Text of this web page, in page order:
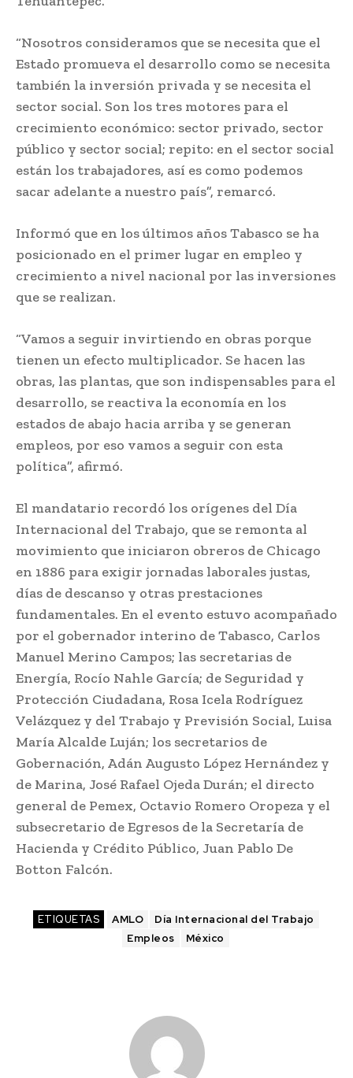
“Nosotros consideramos que se necesita que el
Estado promueva el desarrollo como se necesita
también la inversión privada y se necesita el
sector social. Son los tres motores para el
crecimiento económico: sector privado, sector
público y sector social; repito: en el sector social
están los trabajadores, así es como podemos
sacar adelante a nuestro país”, remarcó.
Informó que en los últimos años Tabasco se ha
posicionado en el primer lugar en empleo y
crecimiento a nivel nacional por las inversiones
que se realizan.
“Vamos a seguir invirtiendo en obras porque
tienen un efecto multiplicador. Se hacen las
obras, las plantas, que son indispensables para el
desarrollo, se reactiva la economía en los
estados de abajo hacia arriba y se generan
empleos, por eso vamos a seguir con esta
política”, afirmó.
El mandatario recordó los orígenes del Día
Internacional del Trabajo, que se remonta al
movimiento que iniciaron obreros de Chicago
en 1886 para exigir jornadas laborales justas,
días de descanso y otras prestaciones
fundamentales. En el evento estuvo acompañado
por el gobernador interino de Tabasco, Carlos
Manuel Merino Campos; las secretarias de
Energía, Rocío Nahle García; de Seguridad y
Protección Ciudadana, Rosa Icela Rodríguez
Velázquez y del Trabajo y Previsión Social, Luisa
María Alcalde Luján; los secretarios de
Gobernación, Adán Augusto López Hernández y
de Marina, José Rafael Ojeda Durán; el directo
general de Pemex, Octavio Romero Oropeza y el
subsecretario de Egresos de la Secretaría de
Hacienda y Crédito Público, Juan Pablo De
Botton Falcón.
ETIQUETAS AMLO
Día Internacional del Trabajo
Empleos
México